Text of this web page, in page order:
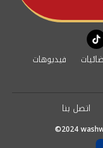
tiktok
فيديوهات
اتصل بنا
©2024